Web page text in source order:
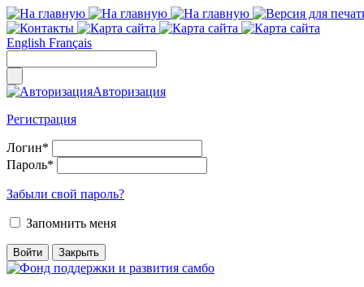
English Français
Авторизация
Регистрация
Логин*
Пароль*
Забыли свой пароль?
Запомнить меня